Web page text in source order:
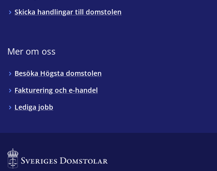
Skicka handlingar till domstolen
Mer om oss
Besöka Högsta domstolen
Fakturering och e-handel
Lediga jobb